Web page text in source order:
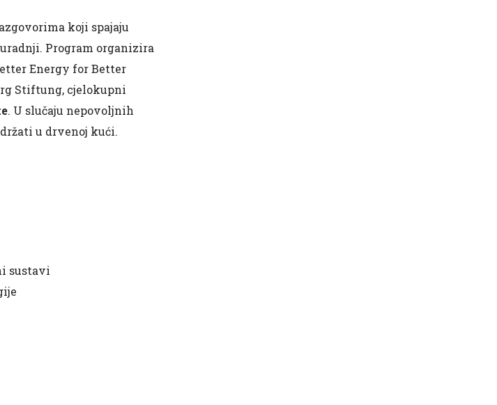
koji spajaju
Program organizira
Energy for Better
Stiftung, cjelokupni
. U slučaju nepovoljnih
u drvenoj kući.
sustavi